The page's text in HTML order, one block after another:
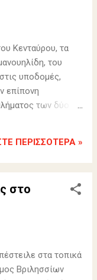
Κενταύρου, τα
του
υποδομές,
επίπονη
των δύο
να προκριθούν
ισχυρών ομάδων,
ιστορική ομάδα
ΠΕΡΙΣΣΌΤΕΡΑ »
στο
στα τοπικά
Βριλησσίων